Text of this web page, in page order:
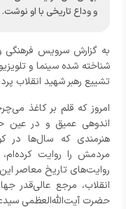
و وداع تاریخی با او نوشت.
به گزارشسرویس فرهنگی
شناخته شده سینما و
تشییع رهبر شهید انقلاب
امروز که قلم بر کاغذ
اندوهی عمیق و در عین
هنرمندی که سال‌ها در
مردمش را روایت
روایت‌های تاریخ معاصر
انقلاب، مرجع عالی‌قدر
حضرت آیت‌الله‌العظمی